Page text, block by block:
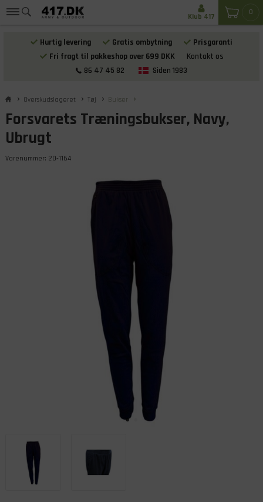
Hurtig levering Gratis ombytning
Prisgaranti
Fri fragt til pakkeshop over 699 DKK
Kontakt os
86 47 45 82
Siden 1983
0
Klub 417
Overskudslageret Tøj Bukser
Forsvarets Træningsbukser, Navy,
Ubrugt
Varenummer: 20-1164